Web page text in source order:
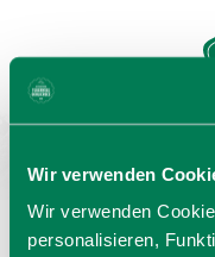
Wir verwenden
Wir verwenden
personalisieren,